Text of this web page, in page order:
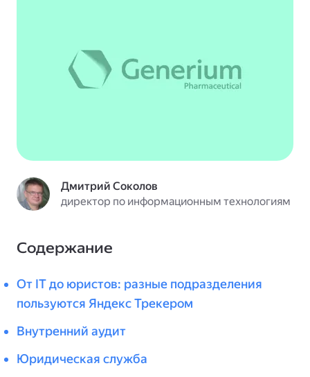
Дмитрий Соколов
директор по информационным технологиям
Содержание
От IT до юристов: разные подразделения
пользуются Яндекс Трекером
Внутренний аудит
Юридическая служба